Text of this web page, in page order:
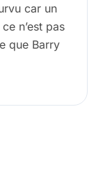
car un
n’est pas
que Barry